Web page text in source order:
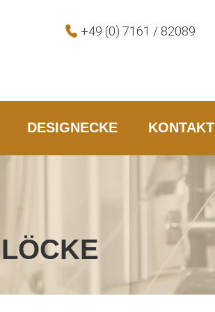
+49 (0) 7161 / 82089
DESIGNECKE KONTAKT